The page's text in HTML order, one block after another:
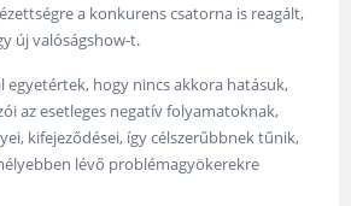
a konkurens csatorna is reagált,
új valóságshow-t.
egyetértek, hogy nincs akkora hatásuk,
az esetleges negatív folyamatoknak,
kifejeződései, így célszerűbbnek tűnik,
lévő problémagyökerekre